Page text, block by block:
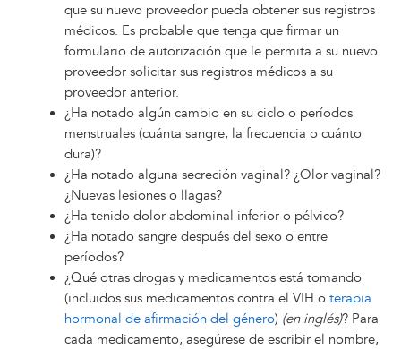
que su nuevo proveedor pueda obtener sus registros
médicos. Es probable que tenga que firmar un
formulario de autorización que le permita a su nuevo
proveedor solicitar sus registros médicos a su
proveedor anterior.
¿Ha notado algún cambio en su ciclo o períodos
menstruales (cuánta sangre, la frecuencia o cuánto
dura)?
¿Ha notado alguna secreción vaginal? ¿Olor vaginal?
¿Nuevas lesiones o llagas?
¿Ha tenido dolor abdominal inferior o pélvico?
¿Ha notado sangre después del sexo o entre
períodos?
¿Qué otras drogas y medicamentos está tomando
(incluidos sus medicamentos contra el VIH o terapia
hormonal de afirmación del género) (en inglés)? Para
cada medicamento, asegúrese de escribir el nombre,